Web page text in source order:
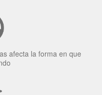
afecta la forma en que